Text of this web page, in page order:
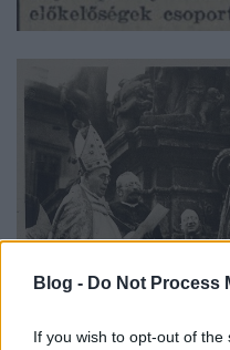
Blog - Do Not Process
If you wish to opt-out of